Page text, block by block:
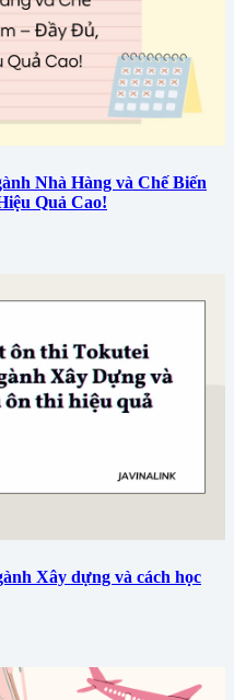
Nhà Hàng và Chế Biến
Quả Cao!
Xây dựng và cách học